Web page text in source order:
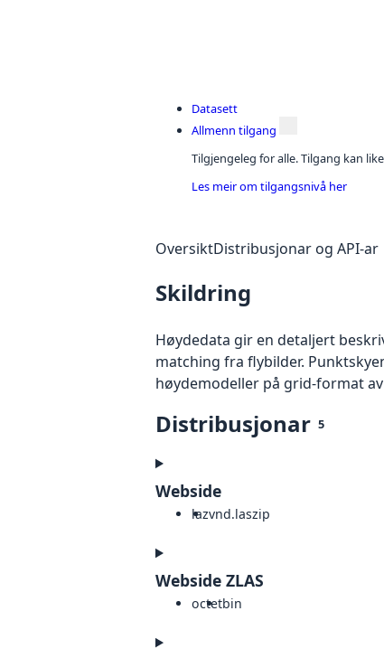
Datasett
Allmenn tilgang
Tilgjengeleg for alle. Tilgang kan
Les meir om tilgangsnivå her
OversiktDistribusjonar og API-ar
Skildring
Høydedata gir en detaljert
matching fra flybilder.
høydemodeller på grid-format
Distribusjonar 5
Webside
lazvnd.laszip
Webside ZLAS
octetbin